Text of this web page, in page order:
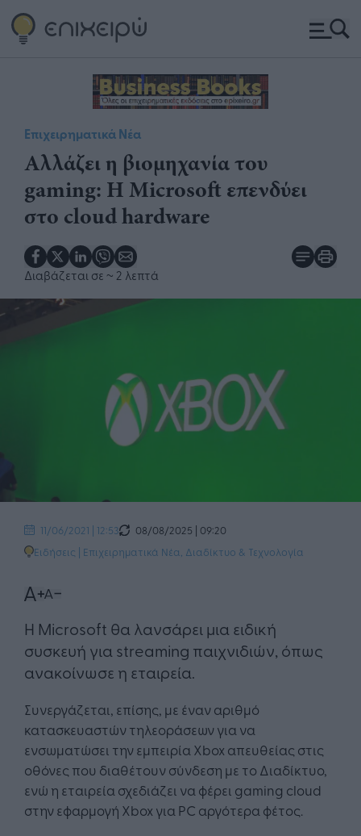
Επιχειρηματικά Νέα
Αλλάζει η βιομηχανία του
gaming: Η Microsoft επενδύει
στο cloud hardware
Διαβάζεται σε ~ 2 λεπτά
11/06/2021 | 12:53
08/08/2025 | 09:20
Ειδήσεις | Επιχειρηματικά Νέα Διαδίκτυο & Τεχνολογία
Η Microsoft θα λανσάρει μια ειδική
συσκευή για streaming παιχνιδιών, όπως
ανακοίνωσε η εταιρεία.
Συνεργάζεται, επίσης, με έναν αριθμό
κατασκευαστών τηλεοράσεων για να
ενσωματώσει την εμπειρία Xbox απευθείας στις
οθόνες που διαθέτουν σύνδεση με το Διαδίκτυο,
ενώ η εταιρεία σχεδιάζει να φέρει gaming cloud
στην εφαρμογή Xbox για PC αργότερα φέτος.